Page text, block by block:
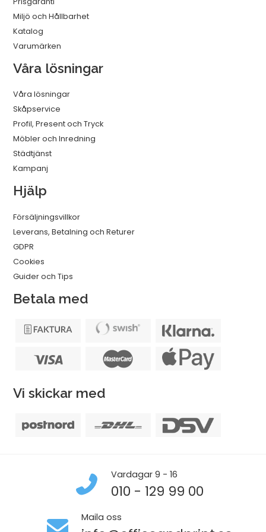
Miljö och Hållbarhet
Katalog
Varumärken
Våra lösningar
Våra lösningar
Skåpservice
Profil, Present och Tryck
Möbler och Inredning
Städtjänst
Kampanj
Hjälp
Försäljningsvillkor
Leverans, Betalning och Returer
GDPR
Cookies
Guider och Tips
Betala med
Vi skickar med
Vardagar 9 - 16
010 - 129 99 00
Maila oss